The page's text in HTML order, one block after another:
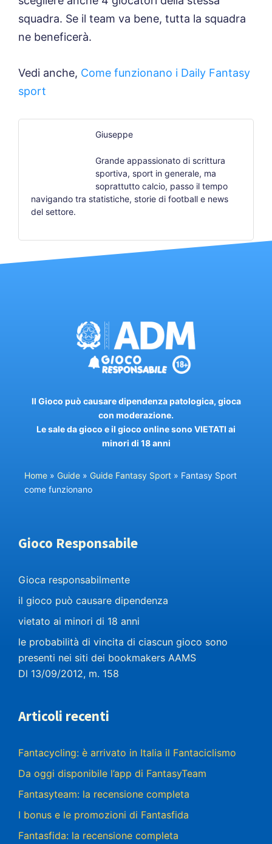
squadra. Se il team va bene, tutta la squadra
ne beneficerà.
Vedi anche, Come funzionano i Daily Fantasy
sport
Giuseppe
Grande appassionato di scrittura
sportiva, sport in generale, ma
soprattutto calcio, passo il tempo
navigando tra statistiche, storie di football e news
del settore.
Il Gioco può causare dipendenza patologica, gioca
con moderazione.
Le sale da gioco e il gioco online sono VIETATI ai
minori di 18 anni
Home » Guide » Guide Fantasy Sport » Fantasy Sport
come funzionano
Gioco Responsabile
Gioca responsabilmente
il gioco può causare dipendenza
vietato ai minori di 18 anni
le probabilità di vincita di ciascun gioco sono
presenti nei siti dei bookmakers AAMS
Dl 13/09/2012, m. 158
Articoli recenti
Fantacycling: è arrivato in Italia il Fantaciclismo
Da oggi disponibile l’app di FantasyTeam
Fantasyteam: la recensione completa
I bonus e le promozioni di Fantasfida
Fantasfida: la recensione completa